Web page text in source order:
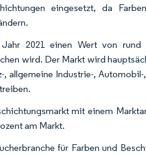
eingesetzt, da
2021 einen Wert von
wird. Der Markt wird
Industrie-,
mit einem
am Markt.
für Farben und